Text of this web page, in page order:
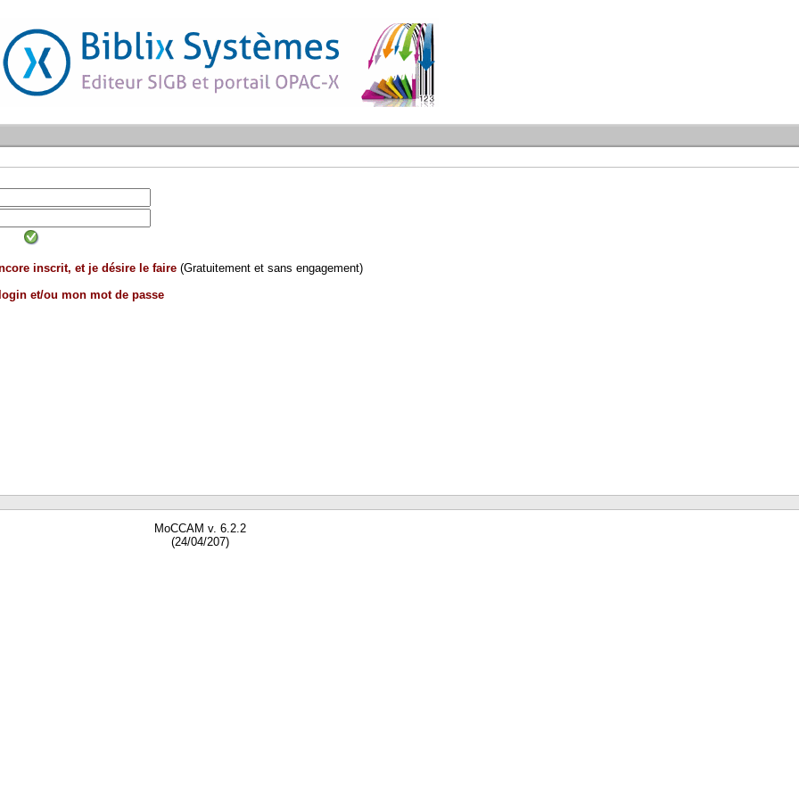
inscrit, et je désire le faire (Gratuitement et sans engagement)
et/ou mon mot de passe
MoCCAM v. 6.2.2
(24/04/207)